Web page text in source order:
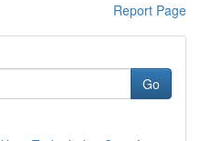
Report Page
Go